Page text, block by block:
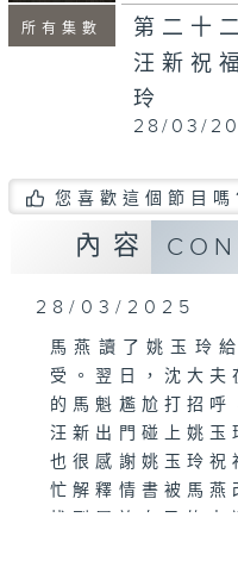
所有集數
第二十
汪新祝
玲
28/03/
您喜歡這個節目嗎
內容
28/03/2025
馬燕讀了姚玉玲
受。翌日，沈大夫
的馬魁尷尬打招呼
汪新出門碰上姚玉
也很感謝姚玉玲祝
忙解釋情書被馬燕